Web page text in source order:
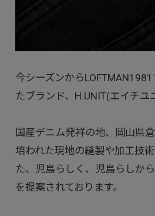
今シーズンから
たブランド、H.UNIT(エイチユ
国産デニム発祥の地、岡山県
培われた現地の縫製や加工技
た、児島らしく、児島らしか
を提案されております。